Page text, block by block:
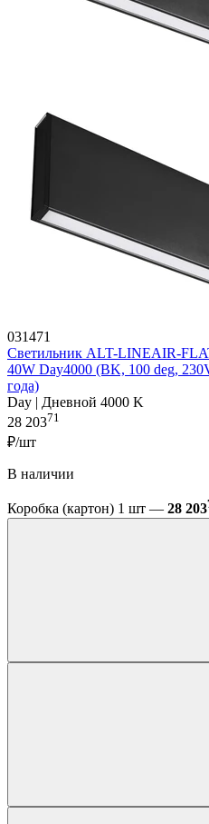
031471
Светильник ALT-LINEAIR-
40W Day4000 (BK, 100 deg,
года)
Day | Дневной 4000 K
28 20371
₽/шт
В наличии
Коробка (картон) 1 шт — 28 203